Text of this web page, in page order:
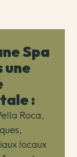
Spa
une
:
Roca,
locaux